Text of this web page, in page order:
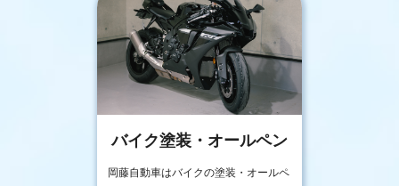
バイク塗装・オールペン
岡藤自動車はバイクの塗装・オールペ